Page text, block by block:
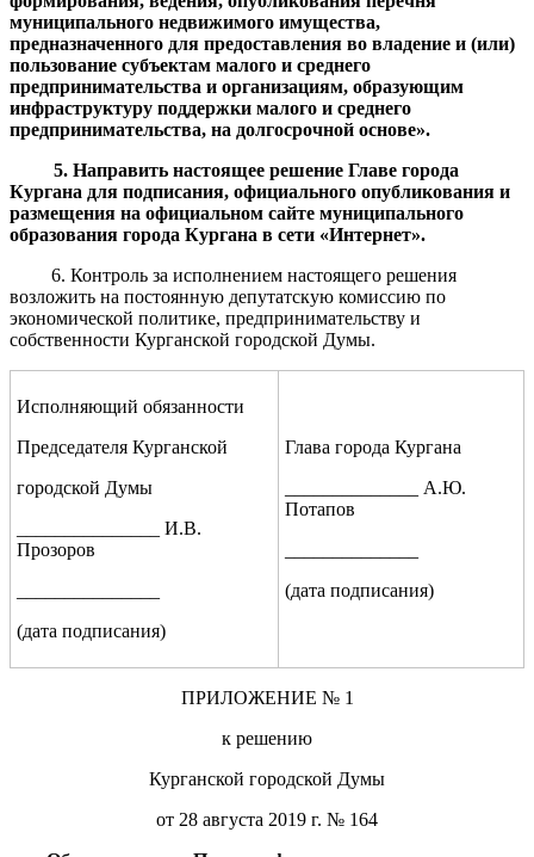
муниципального недвижимого имущества,
предназначенного для предоставления во владение и (или)
пользование субъектам малого и среднего
предпринимательства и организациям, образующим
инфраструктуру поддержки малого и среднего
предпринимательства, на долгосрочной основе».
5. Направить настоящее решение Главе города
Кургана для подписания, официального опубликования и
размещения на официальном сайте муниципального
образования города Кургана в сети «Интернет».
6. Контроль за исполнением настоящего решения
возложить на постоянную депутатскую комиссию по
экономической политике, предпринимательству и
собственности Курганской городской Думы.
Исполняющий обязанности
Председателя Курганской
городской Думы
_______________ И.В.
Прозоров
(дата подписания)
Глава города Кургана
______________ А.Ю.
Потапов
(дата подписания)
ПРИЛОЖЕНИЕ № 1
к решению
Курганской городской Думы
от 28 августа 2019 г. № 164